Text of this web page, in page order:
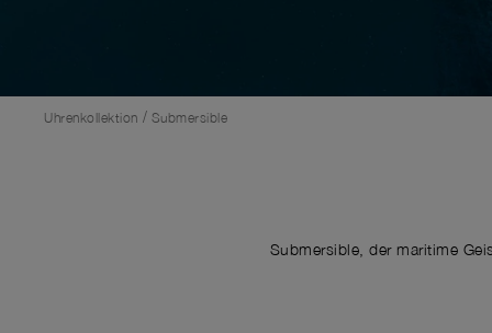
Uhrenkollektion / Submersible
Submersible, der maritime